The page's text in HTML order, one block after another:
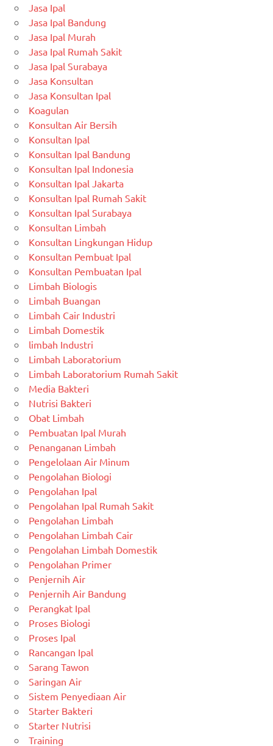
Jasa Ipal
Jasa Ipal Bandung
Jasa Ipal Murah
Jasa Ipal Rumah Sakit
Jasa Ipal Surabaya
Jasa Konsultan
Jasa Konsultan Ipal
Koagulan
Konsultan Air Bersih
Konsultan Ipal
Konsultan Ipal Bandung
Konsultan Ipal Indonesia
Konsultan Ipal Jakarta
Konsultan Ipal Rumah Sakit
Konsultan Ipal Surabaya
Konsultan Limbah
Konsultan Lingkungan Hidup
Konsultan Pembuat Ipal
Konsultan Pembuatan Ipal
Limbah Biologis
Limbah Buangan
Limbah Cair Industri
Limbah Domestik
limbah Industri
Limbah Laboratorium
Limbah Laboratorium Rumah Sakit
Media Bakteri
Nutrisi Bakteri
Obat Limbah
Pembuatan Ipal Murah
Penanganan Limbah
Pengelolaan Air Minum
Pengolahan Biologi
Pengolahan Ipal
Pengolahan Ipal Rumah Sakit
Pengolahan Limbah
Pengolahan Limbah Cair
Pengolahan Limbah Domestik
Pengolahan Primer
Penjernih Air
Penjernih Air Bandung
Perangkat Ipal
Proses Biologi
Proses Ipal
Rancangan Ipal
Sarang Tawon
Saringan Air
Sistem Penyediaan Air
Starter Bakteri
Starter Nutrisi
Training